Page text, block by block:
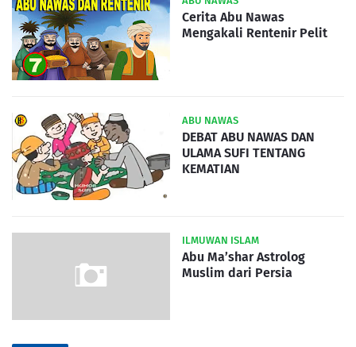
Cerita Abu Nawas
Mengakali Rentenir Pelit
ABU NAWAS
DEBAT ABU NAWAS DAN
ULAMA SUFI TENTANG
KEMATIAN
ILMUWAN ISLAM
Abu Ma’shar Astrolog
Muslim dari Persia